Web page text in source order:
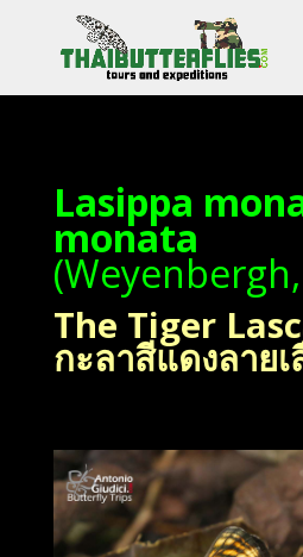
Lasippa
monata
The Tiger
กะลาสีแดงลายเ